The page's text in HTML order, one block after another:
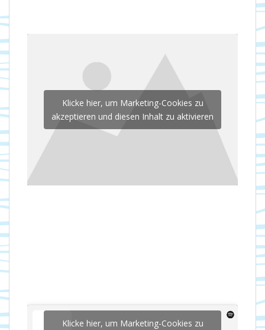
Klicke hier, um Marketing-Cookies zu
akzeptieren und diesen Inhalt zu aktivieren
Klicke hier, um Marketing-Cookies zu